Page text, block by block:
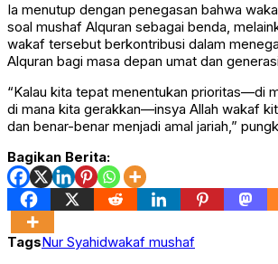
Ia menutup dengan penegasan bahwa
soal mushaf Alquran sebagai benda,
wakaf tersebut berkontribusi dalam
Alquran bagi masa depan umat dan
“Kalau kita tepat menentukan prioritas—di
di mana kita gerakkan—insya Allah wakaf
dan benar-benar menjadi amal jariah,”
Bagikan Berita:
TagsNur Syahidwakaf mushaf